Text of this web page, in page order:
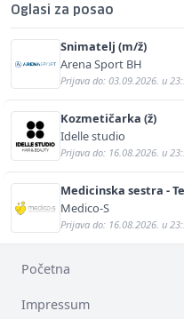
Oglasi za posao
Snimatelj (m/ž)
Arena Sport BH
Prijava do: 03.09.2026. u
Kozmetičarka (ž)
Idelle studio
Prijava do: 16.08.2026. u
Medicinska sestra -
Medico-S
Prijava do: 16.08.2026. u
Početna
Impressum